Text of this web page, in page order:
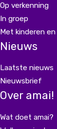
Op verkenning
In groep
Met kinderen
Nieuws
Laatste nieuws
Nieuwsbrief
Over amai!
Wat doet amai?